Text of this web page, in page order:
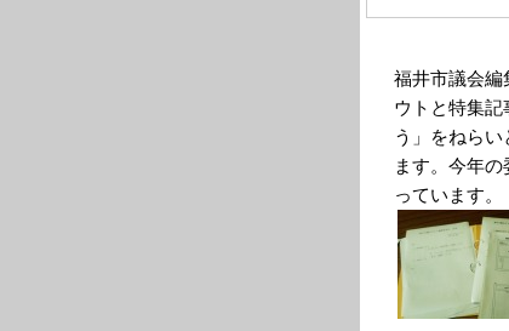
福井市議会編
ウトと特集
う」をねら
ます。今年
っています。